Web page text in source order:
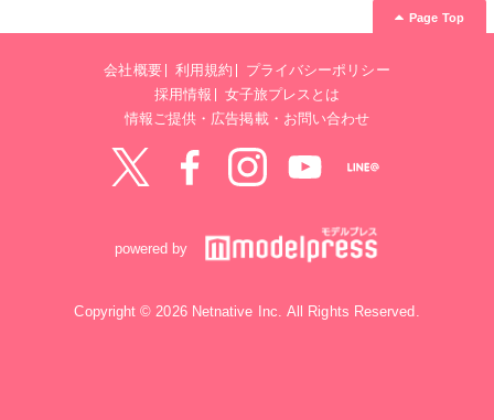
Page Top
会社概要 利用規約
プライバシーポリシー
採用情報
女子旅プレスとは
情報ご提供・広告掲載・お問い合わせ
powered by
Copyright © 2026 Netnative Inc. All Rights Reserved.